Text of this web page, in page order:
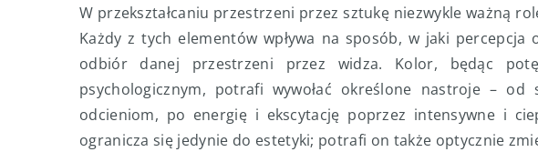
W przekształcaniu przestrzeni przez sztukę niezwykle ważną
Każdy z tych elementów wpływa na sposób, w jaki percepcja
odbiór danej przestrzeni przez widza. Kolor, będąc
psychologicznym, potrafi wywołać określone nastroje –
odcieniom, po energię i ekscytację poprzez intensywne i
ogranicza się jedynie do estetyki; potrafi on także optycznie